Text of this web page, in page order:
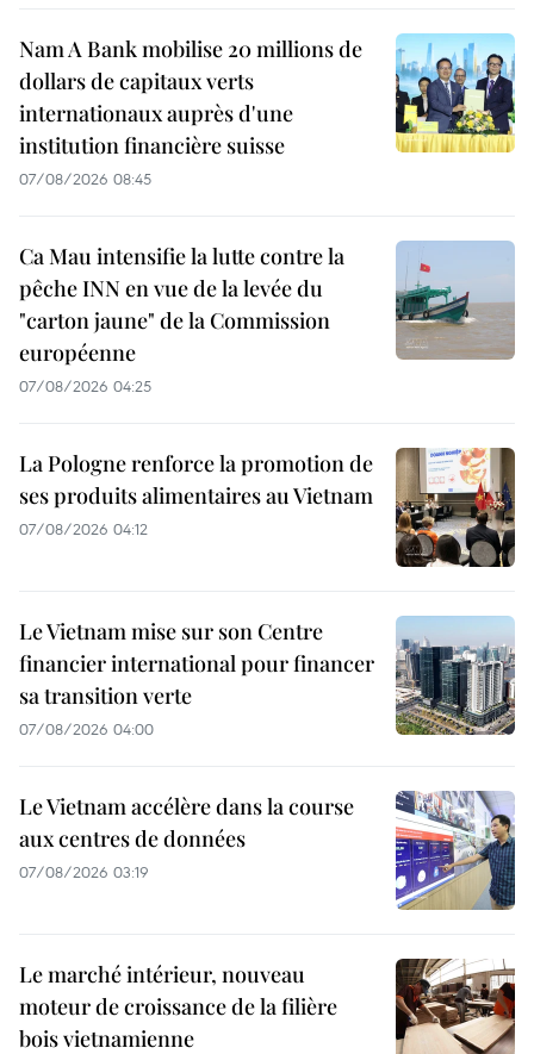
Nam A Bank mobilise 20 millions de
dollars de capitaux verts
internationaux auprès d'une
institution financière suisse
07/08/2026 08:45
Ca Mau intensifie la lutte contre la
pêche INN en vue de la levée du
"carton jaune" de la Commission
européenne
07/08/2026 04:25
La Pologne renforce la promotion de
ses produits alimentaires au Vietnam
07/08/2026 04:12
Le Vietnam mise sur son Centre
financier international pour financer
sa transition verte
07/08/2026 04:00
Le Vietnam accélère dans la course
aux centres de données
07/08/2026 03:19
Le marché intérieur, nouveau
moteur de croissance de la filière
bois vietnamienne